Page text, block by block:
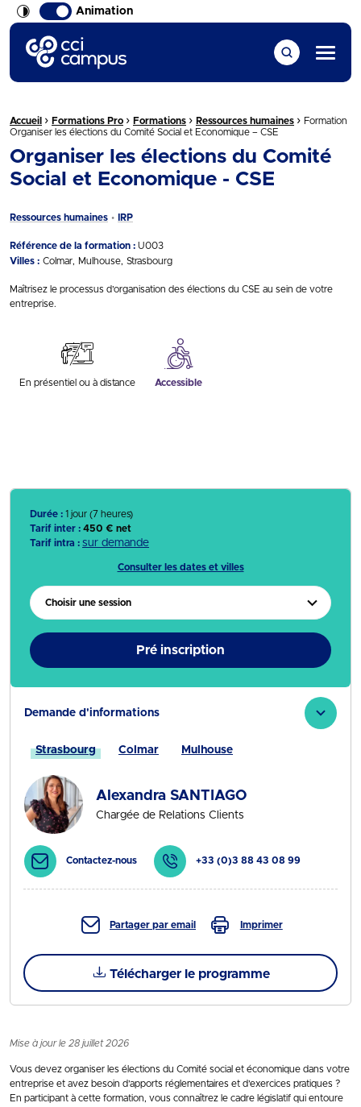
Animation
CCI Campus La formation qui vous ressemble
Menu
Fil d'Ariane :
Accueil › Formations Pro › Formations › Ressources humaines › Formation
Organiser les élections du Comité Social et Economique – CSE
Organiser les élections du Comité
Social et Economique - CSE
Ressources humaines IRP
Référence de la formation : U003
Villes : Colmar Mulhouse Strasbourg
Maîtrisez le processus d’organisation des élections du CSE au sein de votre
entreprise.
En présentiel ou à distance Accessible
Durée : 1 jour (7 heures)
Tarif inter : 450 € net
Tarif intra : sur demande
Consulter les dates et villes
Choisir une session
Pré inscription
Demande d'informations
Strasbourg Colmar Mulhouse
Alexandra SANTIAGO
Chargée de Relations Clients
Contactez-nous +33 (0)3 88 43 08 99
Partager par email Imprimer
Télécharger le programme
Mise à jour le 28 juillet 2026
Vous devez organiser les élections du Comité social et économique dans votre
entreprise et avez besoin d’apports réglementaires et d’exercices pratiques ?
En participant à cette formation, vous connaîtrez le cadre législatif qui entoure